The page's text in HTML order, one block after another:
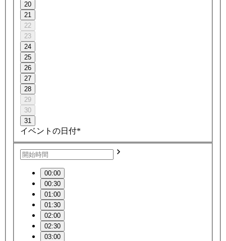
20
21
22
23
24
25
26
27
28
29
30
31
イベントの日付*
00:00
00:30
01:00
01:30
02:00
02:30
03:00